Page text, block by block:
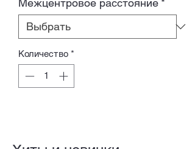
Межцентровое расстояние *
Количество *